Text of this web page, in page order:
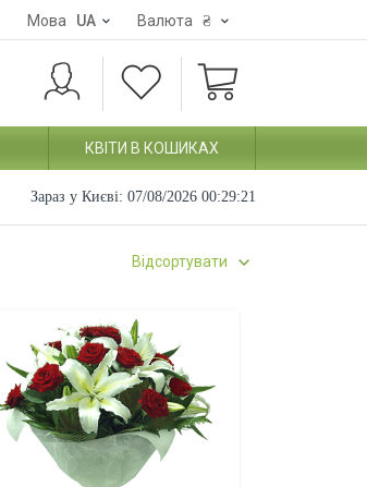
Мова UA Валюта ₴
КВІТИ В КОШИКАХ
Зараз у Києві: 07/08/2026 00:29:21
Відсортувати